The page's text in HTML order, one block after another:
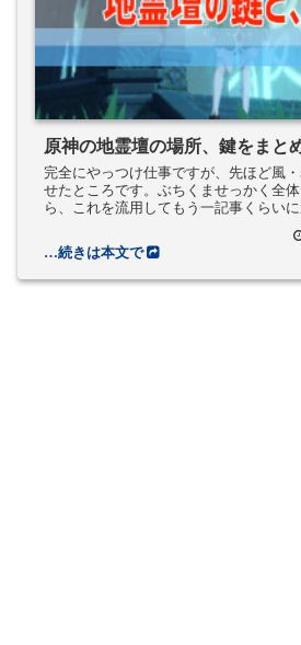
原神の地霊壇の場所、鍵をまと
完全にやっつけ仕事ですが、先ほど風
せたところです。ぶちくませっかく全
ら、これを流用してもう一記事くらい
元を取るために仕方...